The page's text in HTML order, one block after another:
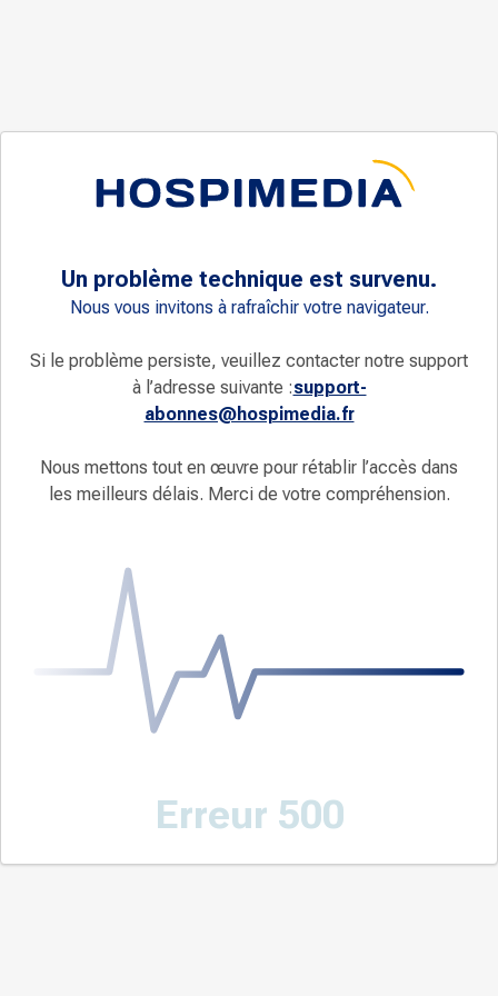
Un problème technique est survenu.
Nous vous invitons à rafraîchir votre navigateur.
Si le problème persiste, veuillez contacter notre support
à l’adresse suivante :support-
abonnes@hospimedia.fr
Nous mettons tout en œuvre pour rétablir l’accès dans
les meilleurs délais. Merci de votre compréhension.
Erreur 500